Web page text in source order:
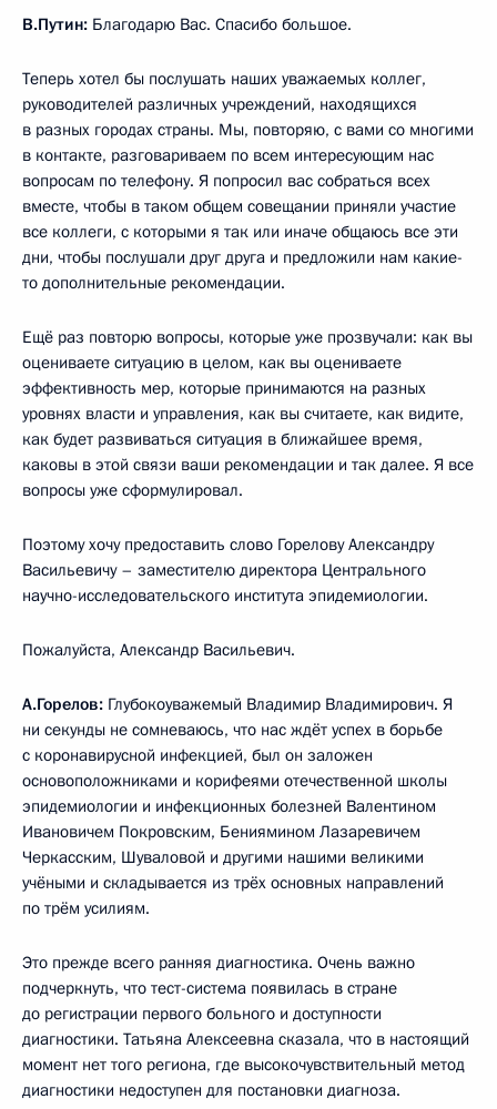
В.Путин: Благодарю Вас. Спасибо большое.
Теперь хотел бы послушать наших уважаемых коллег,
руководителей различных учреждений, находящихся
в разных городах страны. Мы, повторяю, с вами со многими
в контакте, разговариваем по всем интересующим нас
вопросам по телефону. Я попросил вас собраться всех
вместе, чтобы в таком общем совещании приняли участие
все коллеги, с которыми я так или иначе общаюсь все эти
дни, чтобы послушали друг друга и предложили нам какие-
то дополнительные рекомендации.
Ещё раз повторю вопросы, которые уже прозвучали: как вы
оцениваете ситуацию в целом, как вы оцениваете
эффективность мер, которые принимаются на разных
уровнях власти и управления, как вы считаете, как видите,
как будет развиваться ситуация в ближайшее время,
каковы в этой связи ваши рекомендации и так далее. Я все
вопросы уже сформулировал.
Поэтому хочу предоставить слово Горелову Александру
Васильевичу – заместителю директора Центрального
научно-исследовательского института эпидемиологии.
Пожалуйста, Александр Васильевич.
А.Горелов: Глубокоуважемый Владимир Владимирович. Я
ни секунды не сомневаюсь, что нас ждёт успех в борьбе
с коронавирусной инфекцией, был он заложен
основоположниками и корифеями отечественной школы
эпидемиологии и инфекционных болезней Валентином
Ивановичем Покровским, Бениямином Лазаревичем
Черкасским, Шуваловой и другими нашими великими
учёными и складывается из трёх основных направлений
по трём усилиям.
Это прежде всего ранняя диагностика. Очень важно
подчеркнуть, что тест-система появилась в стране
до регистрации первого больного и доступности
диагностики. Татьяна Алексеевна сказала, что в настоящий
момент нет того региона, где высокочувствительный метод
диагностики недоступен для постановки диагноза.